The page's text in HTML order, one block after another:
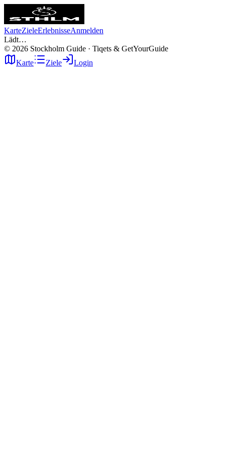
KarteZieleErlebnisseAnmelden
Lädt…
© 2026 Stockholm Guide · Tiqets & GetYourGuide
Karte
Ziele Login